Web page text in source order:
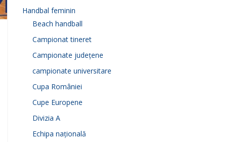
Handbal feminin
Beach handball
Campionat tineret
Campionate județene
campionate universitare
Cupa României
Cupe Europene
Divizia A
Echipa națională